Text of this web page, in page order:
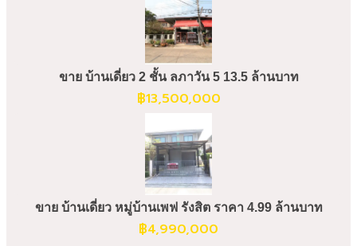
ขาย บ้านเดี่ยว 2 ชั้น ลภาวัน 5 13.5 ล้านบาท
฿13,500,000
ขาย บ้านเดี่ยว หมู่บ้านเพฟ รังสิต ราคา 4.99 ล้านบาท
฿4,990,000